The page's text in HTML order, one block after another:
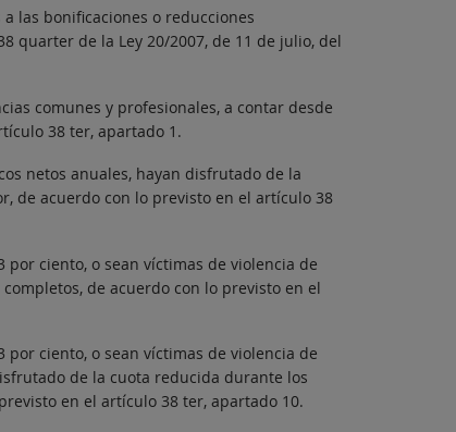
las bonificaciones o reducciones
quarter de la Ley 20/2007, de 11 de julio, del
comunes y profesionales, a contar desde
38 ter, apartado 1.
netos anuales, hayan disfrutado de la
de acuerdo con lo previsto en el artículo 38
ciento, o sean víctimas de violencia de
de acuerdo con lo previsto en el
ciento, o sean víctimas de violencia de
de la cuota reducida durante los
en el artículo 38 ter, apartado 10.